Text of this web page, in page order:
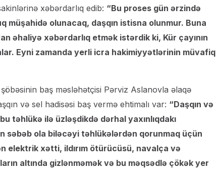
xəbərdarlıq edib: “Bu proses gün ərzində
müşahidə olunacaq, daşqın istisna olunmur. Buna
əhaliyə xəbərdarlıq etmək istərdik ki, Kür çayının
Eyni zamanda yerli icra hakimiyyətlərinin müvafiq
baş məsləhətçisi Pərviz Aslanovla əlaqə
və sel hadisəsi baş vermə ehtimalı var: “Daşqın və
təhlükə ilə üzləşdikdə dərhal yaxınlıqdakı
səbəb ola biləcəyi təhlükələrdən qorunmaq üçün
elektrik xətti, ildırım ötürücüsü, navalça və
altında gizlənməmək və bu məqsədlə çökək yer